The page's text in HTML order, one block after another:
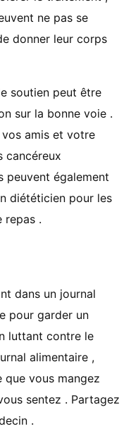
ne pas se
donner leur corps
soutien peut être
sur la bonne voie .
amis et votre
cancéreux
peuvent également
diététicien pour les
repas .
dans un journal
pour garder un
luttant contre le
alimentaire ,
vous mangez
sentez . Partagez
.